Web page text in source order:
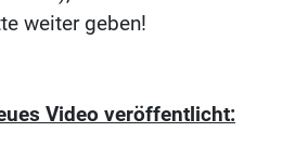
weiter geben!
Video veröffentlicht: